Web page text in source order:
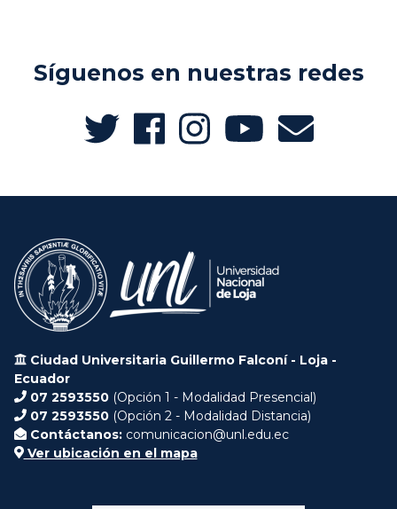
Síguenos en nuestras redes
Ciudad Universitaria Guillermo Falconí - Loja -
Ecuador
07 2593550 (Opción 1 - Modalidad Presencial)
07 2593550 (Opción 2 - Modalidad Distancia)
Contáctanos: comunicacion@unl.edu.ec
Ver ubicación en el mapa